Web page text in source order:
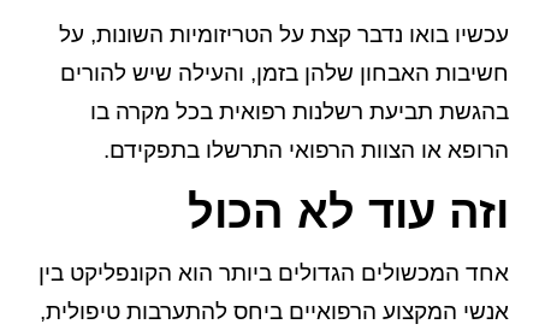
עכשיו בואו נדבר קצת על הטריזומיות השונות, על
חשיבות האבחון שלהן בזמן, והעילה שיש להורים
בהגשת תביעת רשלנות רפואית בכל מקרה בו
הרופא או הצוות הרפואי התרשלו בתפקידם.
וזה עוד לא הכול
אחד המכשולים הגדולים ביותר הוא הקונפליקט בין
אנשי המקצוע הרפואיים ביחס להתערבות טיפולית,